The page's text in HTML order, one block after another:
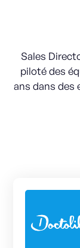
Sales
piloté des
ans dans des